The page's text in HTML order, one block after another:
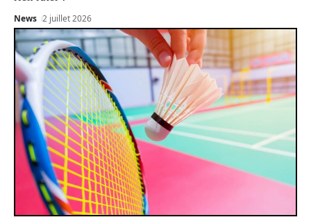
News 2 juillet 2026